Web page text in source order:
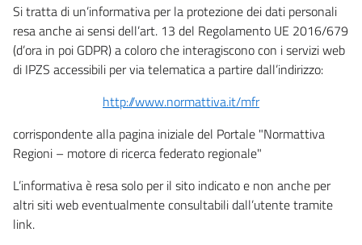
Si tratta di un’informativa per la protezione dei dati personali
resa anche ai sensi dell’art. 13 del Regolamento UE 2016/679
(d’ora in poi GDPR) a coloro che interagiscono con i servizi web
di IPZS accessibili per via telematica a partire dall’indirizzo:
http://www.normattiva.it/mfr
corrispondente alla pagina iniziale del Portale "Normattiva
Regioni – motore di ricerca federato regionale"
L’informativa è resa solo per il sito indicato e non anche per
altri siti web eventualmente consultabili dall’utente tramite
link.